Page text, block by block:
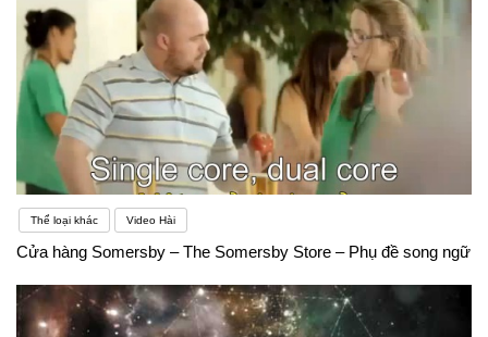
Thể loại khác Video Hài
Cửa hàng Somersby – The Somersby Store – Phụ đề song ngữ